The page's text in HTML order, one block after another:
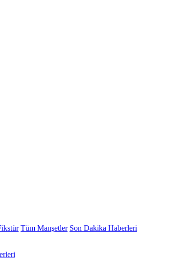
Tüm Manşetler Son Dakika Haberleri